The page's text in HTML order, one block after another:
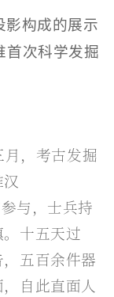
影构成的展示
首次科学发掘
，考古发掘
与，士兵持
十五天过
五百余件器
自此直面人